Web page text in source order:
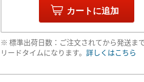
カートに追加
※ 標準出荷日数：ご注文されてから発送ま
リードタイムになります。 詳しくはこちら